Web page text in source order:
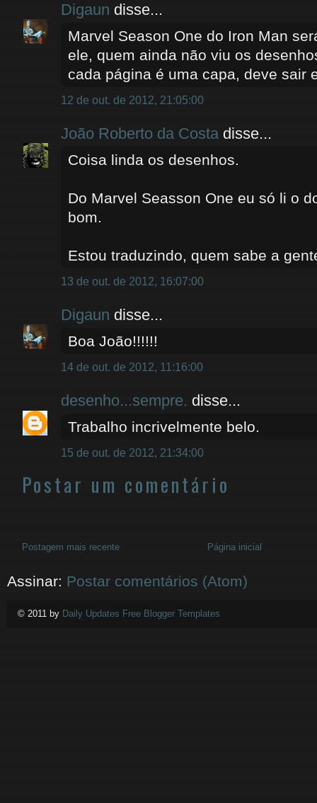
Digaun disse...
Marvel Season One do Iron Man
ele, quem ainda não viu os
cada página é uma capa, deve sair
12 de out. de 2012, 21:05:00
João Roberto da Costa disse...
Coisa linda os desenhos.
Do Marvel Seasson One eu só li o
bom.
Estou traduzindo, quem sabe a
13 de out. de 2012, 16:07:00
Digaun disse...
Boa João!!!!!!
14 de out. de 2012, 11:16:00
desenho...sempre. disse...
Trabalho incrivelmente belo.
15 de out. de 2012, 21:34:00
Postar um comentário
Postagem mais recente Página inicial
Assinar: Postar comentários (Atom)
© 2011 by Daily Updates Free Blogger Templates